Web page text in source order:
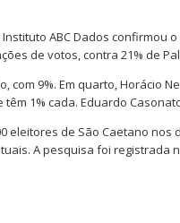
ABC Dados confirmou
de votos, contra 21% de
com 9%. Em quarto, Horácio
têm 1% cada. Eduardo
eleitores de São Caetano nos
A pesquisa foi registrada